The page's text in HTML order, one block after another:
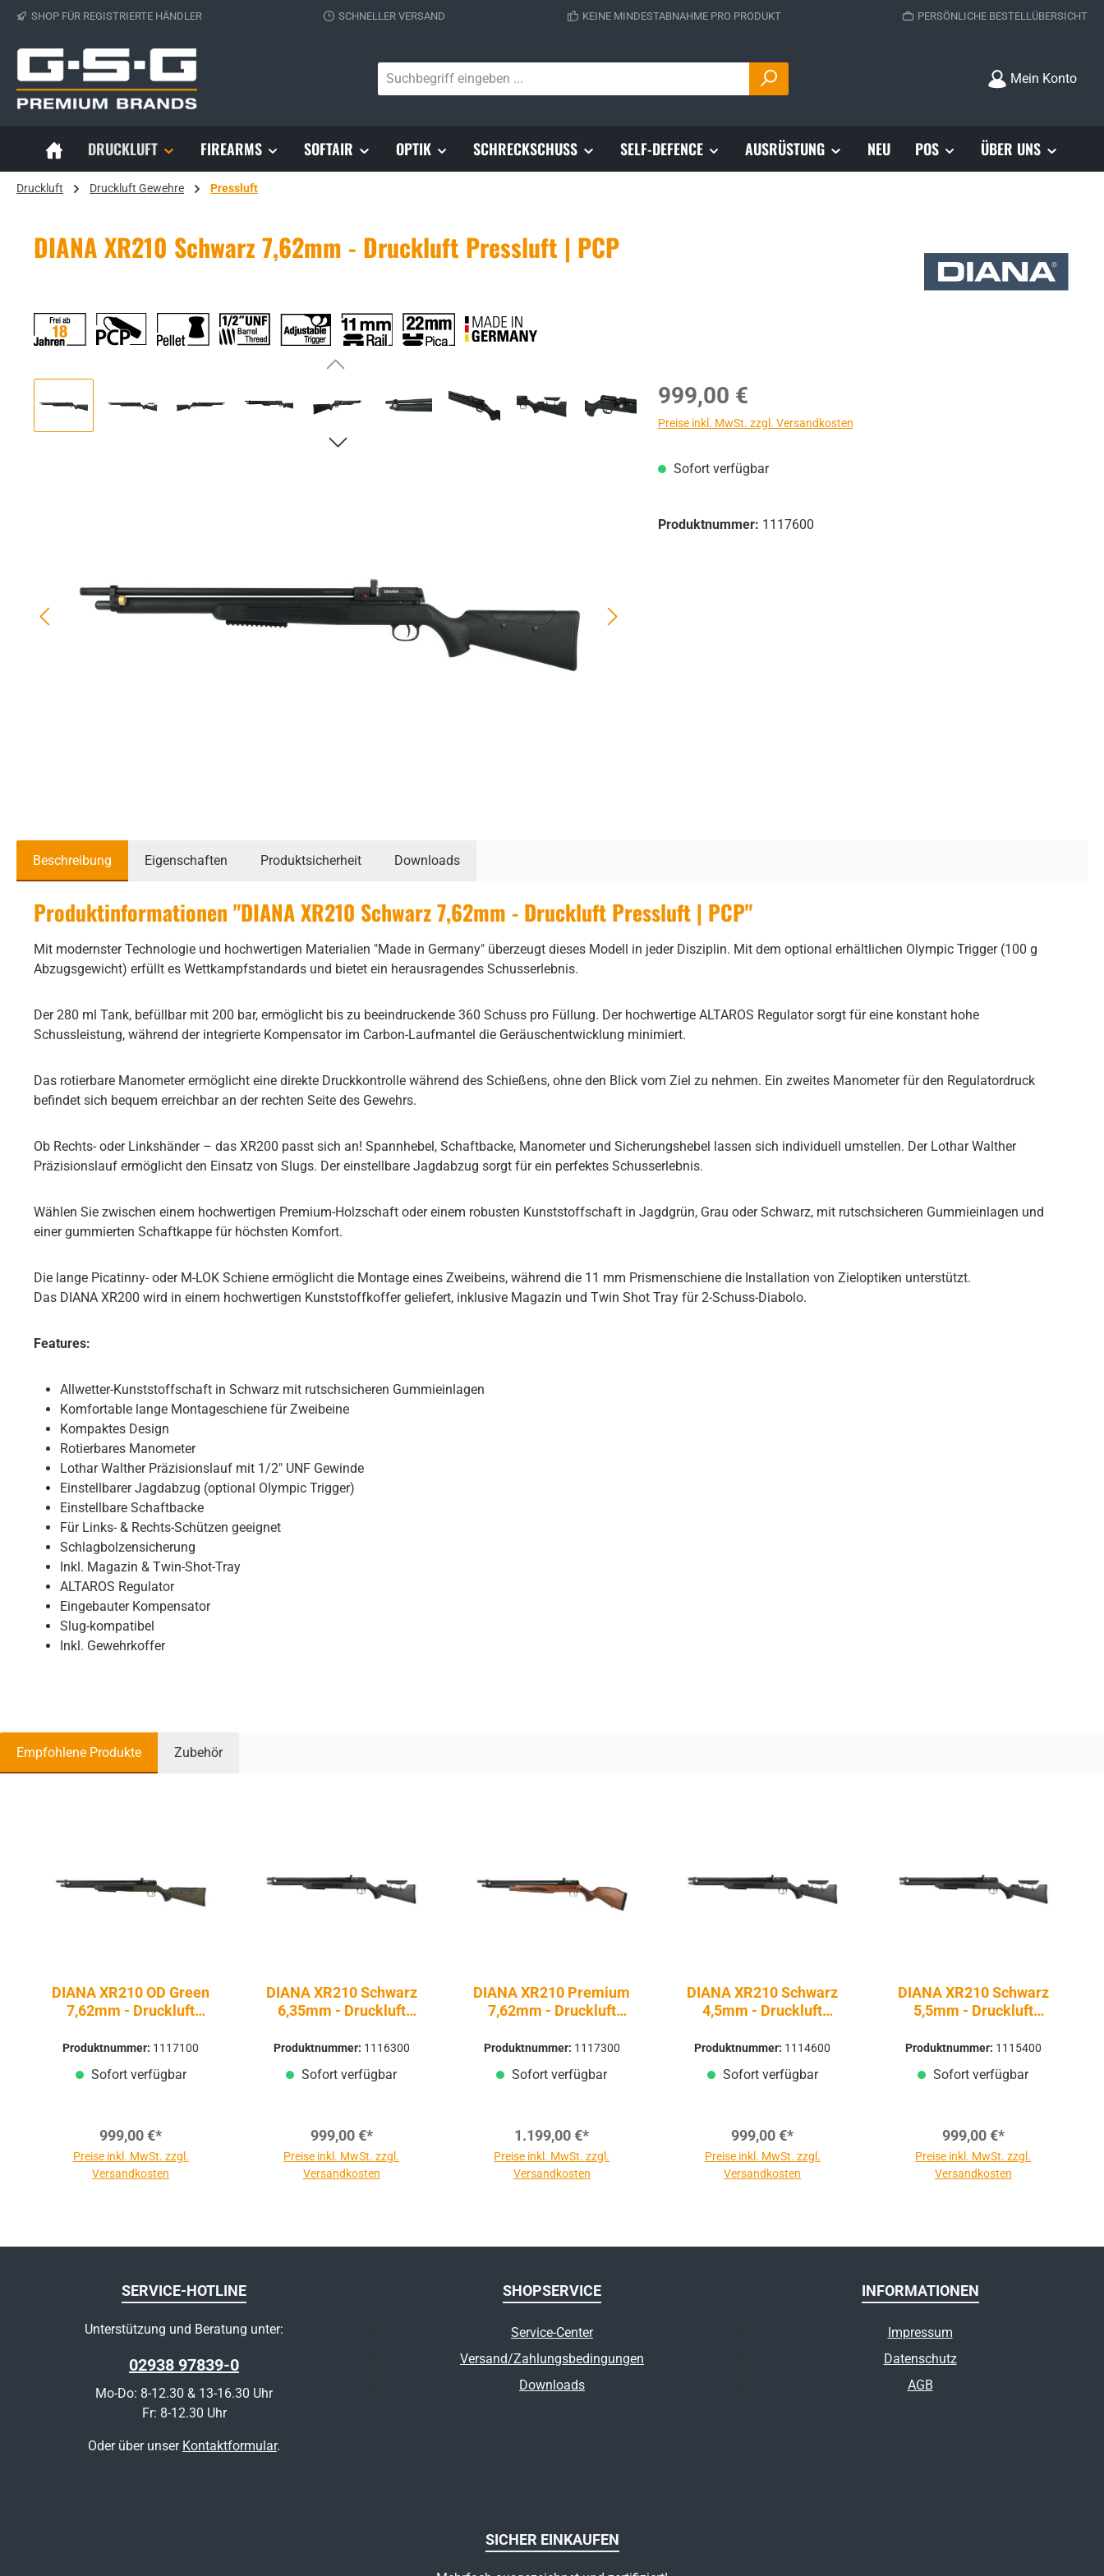
Hauptinhalt springen
Zur Suche springen
Zur Hauptnavigation springen
SHOP FÜR REGISTRIERTE HÄNDLER SCHNELLER VERSAND KEINE MINDESTABNAHME PRO PRODUKT PERSÖNLICHE BESTELLÜBERSICHT
Mein Konto
DRUCKLUFT FIREARMS SOFTAIR OPTIK SCHRECKSCHUSS SELF-DEFENCE AUSRÜSTUNG NEU POS ÜBER UNS
Druckluft Druckluft Gewehre Pressluft
DIANA XR210 Schwarz 7,62mm - Druckluft Pressluft | PCP
Regulärer Preis:
999,00 €
Preise inkl. MwSt. zzgl. Versandkosten
Sofort verfügbar
Produktnummer: 1117600
Beschreibung Eigenschaften Produktsicherheit Downloads
Produktinformationen "DIANA XR210 Schwarz 7,62mm - Druckluft Pressluft | PCP"
Mit modernster Technologie und hochwertigen Materialien "Made in Germany" überzeugt dieses Modell in jeder Disziplin. Mit dem optional erhältlichen Olympic Trigger (100 g
Abzugsgewicht) erfüllt es Wettkampfstandards und bietet ein herausragendes Schusserlebnis.
Der 280 ml Tank, befüllbar mit 200 bar, ermöglicht bis zu beeindruckende 360 Schuss pro Füllung. Der hochwertige ALTAROS Regulator sorgt für eine konstant hohe
Schussleistung, während der integrierte Kompensator im Carbon-Laufmantel die Geräuschentwicklung minimiert.
Das rotierbare Manometer ermöglicht eine direkte Druckkontrolle während des Schießens, ohne den Blick vom Ziel zu nehmen. Ein zweites Manometer für den Regulatordruck
befindet sich bequem erreichbar an der rechten Seite des Gewehrs.
Ob Rechts- oder Linkshänder – das XR200 passt sich an! Spannhebel, Schaftbacke, Manometer und Sicherungshebel lassen sich individuell umstellen. Der Lothar Walther
Präzisionslauf ermöglicht den Einsatz von Slugs. Der einstellbare Jagdabzug sorgt für ein perfektes Schusserlebnis.
Wählen Sie zwischen einem hochwertigen Premium-Holzschaft oder einem robusten Kunststoffschaft in Jagdgrün, Grau oder Schwarz, mit rutschsicheren Gummieinlagen und
einer gummierten Schaftkappe für höchsten Komfort.
Die lange Picatinny- oder M-LOK Schiene ermöglicht die Montage eines Zweibeins, während die 11 mm Prismenschiene die Installation von Zieloptiken unterstützt.
Das DIANA XR200 wird in einem hochwertigen Kunststoffkoffer geliefert, inklusive Magazin und Twin Shot Tray für 2-Schuss-Diabolo.
Features:
Allwetter-Kunststoffschaft in Schwarz mit rutschsicheren Gummieinlagen
Komfortable lange Montageschiene für Zweibeine
Kompaktes Design
Rotierbares Manometer
Lothar Walther Präzisionslauf mit 1/2" UNF Gewinde
Einstellbarer Jagdabzug (optional Olympic Trigger)
Einstellbare Schaftbacke
Für Links- & Rechts-Schützen geeignet
Schlagbolzensicherung
Inkl. Magazin & Twin-Shot-Tray
ALTAROS Regulator
Eingebauter Kompensator
Slug-kompatibel
Inkl. Gewehrkoffer
Empfohlene Produkte Zubehör
DIANA XR210 OD Green
7,62mm - Druckluft
Produktnummer: 1117100
Sofort verfügbar
999,00 €*
Preise inkl. MwSt. zzgl.
Versandkosten
DIANA XR210 Schwarz
6,35mm - Druckluft
Produktnummer: 1116300
Sofort verfügbar
999,00 €*
Preise inkl. MwSt. zzgl.
Versandkosten
DIANA XR210 Premium
7,62mm - Druckluft
Produktnummer: 1117300
Sofort verfügbar
1.199,00 €*
Preise inkl. MwSt. zzgl.
Versandkosten
DIANA XR210 Schwarz
4,5mm - Druckluft
Produktnummer: 1114600
Sofort verfügbar
999,00 €*
Preise inkl. MwSt. zzgl.
Versandkosten
DIANA XR210 Schwarz
5,5mm - Druckluft
Produktnummer: 1115400
Sofort verfügbar
999,00 €*
Preise inkl. MwSt. zzgl.
Versandkosten
SERVICE-HOTLINE
Unterstützung und Beratung unter:
02938 97839-0
Mo-Do: 8-12.30 & 13-16.30 Uhr
Fr: 8-12.30 Uhr
Oder über unser Kontaktformular.
SHOPSERVICE
Service-Center
Versand/Zahlungsbedingungen
Downloads
INFORMATIONEN
Impressum
Datenschutz
AGB
SICHER EINKAUFEN